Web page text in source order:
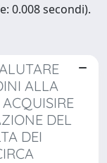
0.008 secondi).
ALLA
DEL
DEI